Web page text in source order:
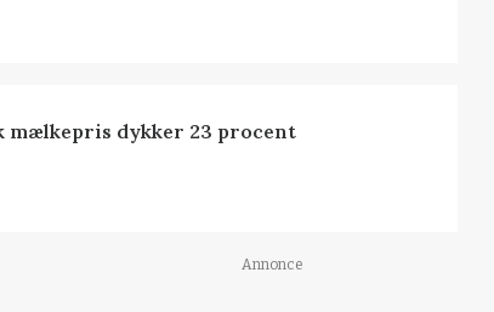
mælkepris dykker 23 procent
Annonce